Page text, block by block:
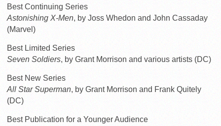
Best Continuing Series
Astonishing X-Men, by Joss Whedon and John Cassaday
(Marvel)
Best Limited Series
Seven Soldiers, by Grant Morrison and various artists (DC)
Best New Series
All Star Superman, by Grant Morrison and Frank Quitely
(DC)
Best Publication for a Younger Audience